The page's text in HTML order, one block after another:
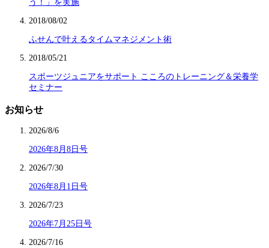
う！」を実施
2018/08/02
ふせんで叶えるタイムマネジメント術
2018/05/21
スポーツジュニアをサポート こころのトレーニング＆栄養学
セミナー
お知らせ
2026/8/6
2026年8月8日号
2026/7/30
2026年8月1日号
2026/7/23
2026年7月25日号
2026/7/16